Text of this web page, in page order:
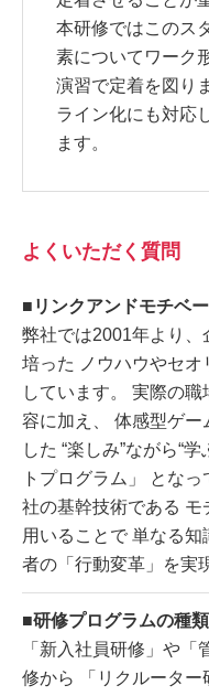
本研修ではこのス
素についてワーク
演習で定着を図り
ライン化にも対応
ます。
よくいただく質問
■リンクアンドモチベ
弊社では2001年より
培った ノウハウやセ
しています。 実際の
容に加え、 体感型ゲー
した “楽しみ”ながら“
トプログラム」 とな
社の基幹技術である
用いることで 単なる
者の「行動変革」を実
■研修プログラムの種
「新入社員研修」や
修から 「リクルータ